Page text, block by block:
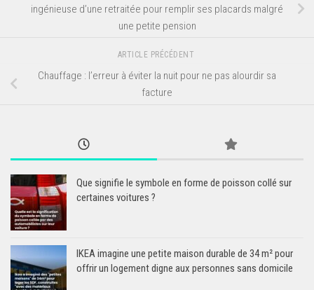
ingénieuse d’une retraitée pour remplir ses placards malgré
une petite pension
ARTICLE PRÉCÉDENT
Chauffage : l’erreur à éviter la nuit pour ne pas alourdir sa
facture
Que signifie le symbole en forme de poisson collé sur
certaines voitures ?
IKEA imagine une petite maison durable de 34 m² pour
offrir un logement digne aux personnes sans domicile